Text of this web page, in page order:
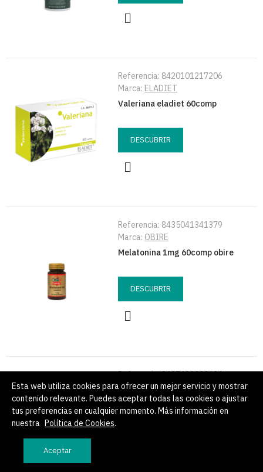
Referencia: 8420101217206
Marca: ELADIET
Valeriana eladiet 60comp
DESCUBRIR
Referencia: 8435041341379
Marca: OBIRE
Melatonina 1mg 60comp obire
DESCUBRIR
Referencia:8427483000624
Marca:SOTYA
Ajo macerado 60 perlas 1000mg
sotya
Esta web utiliza cookies para ofrecer un mejor servicio y mostrar
contenido relevante. Puedes aceptar todas las cookies o ajustar
tus preferencias en cualquier momento. Más información en
nuestra Política de Cookies.
Aceptar